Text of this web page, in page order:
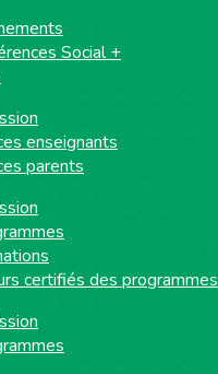
Social +
enseignants
parents
certifiés des programmes